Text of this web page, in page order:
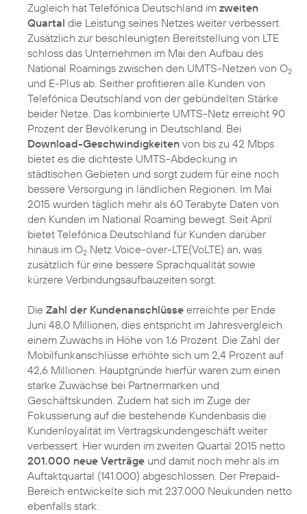
Zugleich hat Telefónica Deutschland im zweiten
Quartal die Leistung seines Netzes weiter verbessert.
Zusätzlich zur beschleunigten Bereitstellung von LTE
schloss das Unternehmen im Mai den Aufbau des
National Roamings zwischen den UMTS-Netzen von O2
und E-Plus ab. Seither profitieren alle Kunden von
Telefónica Deutschland von der gebündelten Stärke
beider Netze. Das kombinierte UMTS-Netz erreicht 90
Prozent der Bevölkerung in Deutschland. Bei
Download-Geschwindigkeiten von bis zu 42 Mbps
bietet es die dichteste UMTS-Abdeckung in
städtischen Gebieten und sorgt zudem für eine noch
bessere Versorgung in ländlichen Regionen. Im Mai
2015 wurden täglich mehr als 60 Terabyte Daten von
den Kunden im National Roaming bewegt. Seit April
bietet Telefónica Deutschland für Kunden darüber
hinaus im O2 Netz Voice-over-LTE(VoLTE) an, was
zusätzlich für eine bessere Sprachqualität sowie
kürzere Verbindungsaufbauzeiten sorgt.
Die Zahl der Kundenanschlüsse erreichte per Ende
Juni 48,0 Millionen, dies entspricht im Jahresvergleich
einem Zuwachs in Höhe von 1,6 Prozent. Die Zahl der
Mobilfunkanschlüsse erhöhte sich um 2,4 Prozent auf
42,6 Millionen. Hauptgründe hierfür waren zum einen
starke Zuwächse bei Partnermarken und
Geschäftskunden. Zudem hat sich im Zuge der
Fokussierung auf die bestehende Kundenbasis die
Kundenloyalität im Vertragskundengeschäft weiter
verbessert. Hier wurden im zweiten Quartal 2015 netto
201.000 neue Verträge und damit noch mehr als im
Auftaktquartal (141.000) abgeschlossen. Der Prepaid-
Bereich entwickelte sich mit 237.000 Neukunden netto
ebenfalls stark.